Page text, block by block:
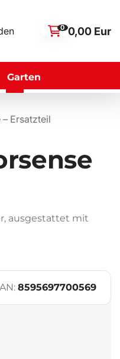
0 0,00 Eur
Garten
Ersatzteil
ausgestattet mit
8595697700569